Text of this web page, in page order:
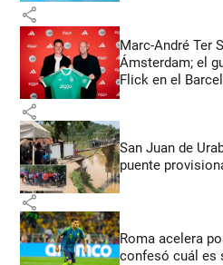
share
Marc-André Ter
Ámsterdam; el
Flick en el
share
San Juan de
puente
share
Roma acelera
confesó cuál es